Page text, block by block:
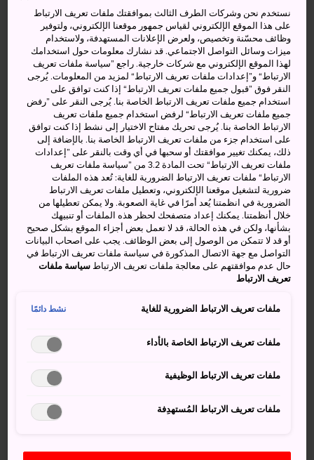
الكلمات المفتاحية الخريطة
أول متحف فني وطني في اليابان
يركز على جمع الأعمال الفنية
المعاصرة.
تمتد منظومة الأقواس المعدنية فوق رؤوس الزائرين لتشير إلى
موقع هذا المتحف الواقع تحت سطح الأرض. يحتوي المتحف،
الذي يتكون من ثلاثة طوابق سفلية، على مجموعة من حوالي
8000 قطعة من الفن المعاصر من جميع أنحاء العالم، بشكل
رئيسي من عام 1945 فصاعدًا، ويعرض مجموعات ويقيم معارض
خاصة عدة مرات في السنة.
لا تفوت:
العالمي الشهير سيزار بيلي
في السنة، تعرض مجموعة واسعة من الأعمال الفنية
يوجد أدلة صوتية باللغات اليابانية، الإنجليزية، الصينية،
نستخدم نحن وشركات الطرف الثالث بموافقتك ملفات تعريف الارتباط
على هذا الموقع الإلكتروني لقياس جمهور موقعنا الإلكتروني، ولتوفير
وظائف محسّنة وتخصيص، ولعرض الإعلانات المستهدفة، ولاستخدام
ميزات وسائل التواصل الاجتماعي. قد نشارك معلومات حول استخدامك
لهذا الموقع الإلكتروني مع شركات خارجية. راجع ”سياسة ملفات تعريف
الارتباط“ و”إعدادات ملفات تعريف الارتباط“ لمزيد من المعلومات. يُرجى
النقر فوق ”قبول جميع ملفات تعريف الارتباط“ إذا كنت توافق على
استخدام جميع ملفات تعريف الارتباط الخاصة بنا. يُرجى النقر على ”رفض
جميع ملفات تعريف الارتباط“ لرفض استخدام جميع ملفات تعريف
الارتباط الخاصة بنا. يُرجى تحريك مفتاح الاختيار إلى نشط إذا كنت توافق
على استخدام جزء من ملفات تعريف الارتباط الخاصة بنا. بالإضافة إلى
ذلك، يمكنك تغيير موافقتك أو سحبها في أي وقت بالنقر على ”إعدادات
ملفات تعريف الارتباط“ تحت المادة 3.2 من ”سياسة ملفات تعريف
الارتباط“ ملفات تعريف الارتباط الضرورية للغاية: تُعد هذه الملفات
ضرورية لتشغيل موقعنا الإلكتروني، وتعطيل ملفات تعريف الارتباط
الضرورية في انظمتنا يُعد أمرًا في غاية الصعوبة. ولا يمكن تعطيلها من
خلال أنظمتنا. يمكنك إعداد متصفحك لحظر هذه الملفات أو تنبيهك
بشأنها، ولكن في هذه الحالة، قد لا تعمل بعض أجزاء الموقع بشكل صحيح
أو قد لا تتمكن من الوصول إلى بعض الوظائف. يجب على اصحاب البيانات
التواصل مع جهة الاتصال المذكورة في سياسة ملفات تعريف الارتباط في
حال عدم موافقتهم على معالجة ملفات تعريف الارتباطسياسة ملفات
تعريف الارتباط
ملفات تعريف الارتباط الضرورية للغاية نشط دائمًا
ملفات تعريف الارتباط الخاصة بالأداء
ملفات تعريف الارتباط الوظيفية
ملفات تعريف الارتباط المُستهدِفة